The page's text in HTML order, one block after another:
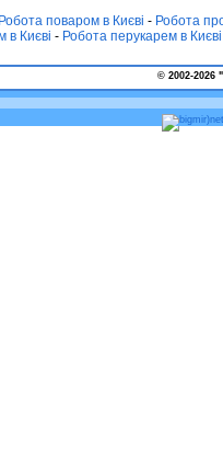
Робота поваром в Києві - Робота
в Києві - Робота перукарем в Києві
© 2002-2026